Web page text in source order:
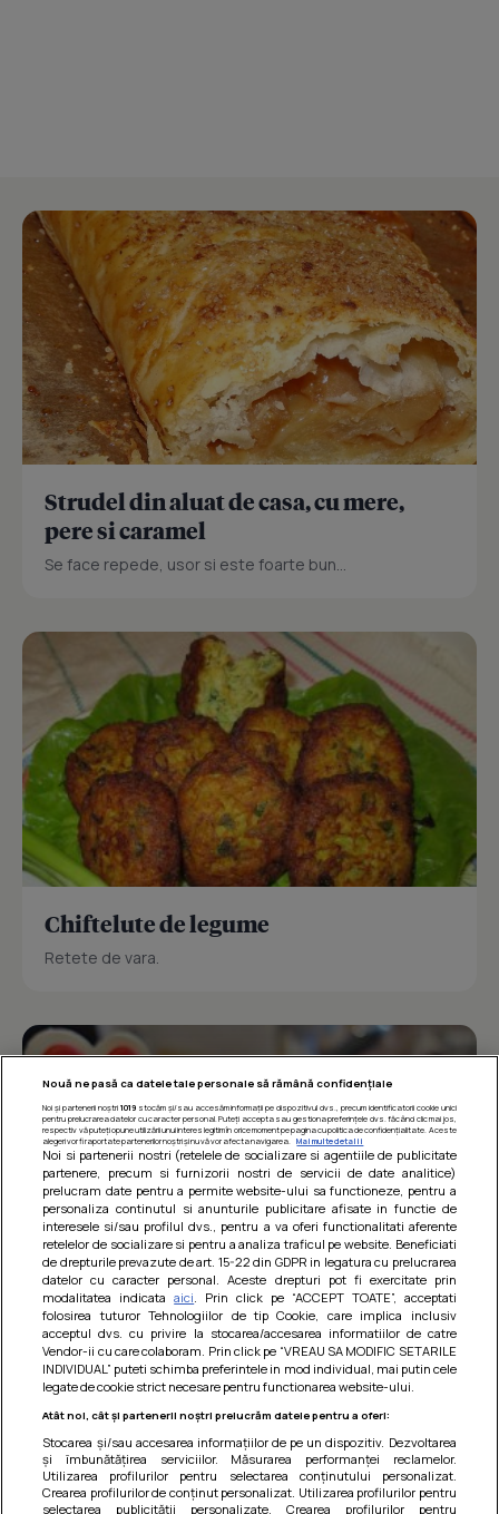
Strudel din aluat de casa, cu mere,
pere si caramel
Se face repede, usor si este foarte bun...
Chiftelute de legume
Retete de vara.
Barcute din vinete cu arpagic rosu
Un deliciu usor de preparat!
Nouă ne pasă ca datele tale personale să rămână confidențiale
Noi și partenerii noștri 1019stocăm și/sau accesăm informații pe dispozitivul dvs., precum identificatorii cookie unici
pentru prelucrarea datelor cu caracter personal. Puteți accepta sau gestiona preferințele dvs. făcând clic mai jos,
respectiv vă puteți opune utilizării unui interes legitim în orice moment pe pagina cu politica de confidențialitate. Aceste
alegeri vor fi raportate partenerilor noștri și nu vă vor afecta navigarea.
Mai multe detalii
Noi si partenerii nostri (retelele de socializare si agentiile de publicitate
partenere, precum si furnizorii nostri de servicii de date analitice)
prelucram date pentru a permite website-ului sa functioneze, pentru a
personaliza continutul si anunturile publicitare afisate in functie de
interesele si/sau profilul dvs., pentru a va oferi functionalitati aferente
retelelor de socializare si pentru a analiza traficul pe website. Beneficiati
de drepturile prevazute de art. 15-22 din GDPR in legatura cu prelucrarea
datelor cu caracter personal. Aceste drepturi pot fi exercitate prin
modalitatea indicataaici . Prin click pe “ACCEPT TOATE”, acceptati
folosirea tuturor Tehnologiilor de tip Cookie, care implica inclusiv
acceptul dvs. cu privire la stocarea/accesarea informatiilor de catre
Vendor-ii cu care colaboram. Prin click pe “VREAU SA MODIFIC SETARILE
INDIVIDUAL” puteti schimba preferintele in mod individual, mai putin cele
legate de cookie strict necesare pentru functionarea website-ului.
Atât noi, cât și partenerii noștri prelucrăm datele pentru a oferi:
Stocarea și/sau accesarea informațiilor de pe un dispozitiv. Dezvoltarea
și îmbunătățirea serviciilor. Măsurarea performanței reclamelor.
Utilizarea profilurilor pentru selectarea conținutului personalizat.
Crearea profilurilor de conținut personalizat. Utilizarea profilurilor pentru
selectarea publicității personalizate. Crearea profilurilor pentru